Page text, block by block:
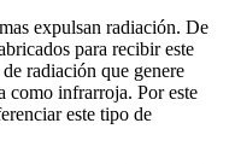
expulsan radiación. De
para recibir este
radiación que genere
como infrarroja. Por este
este tipo de